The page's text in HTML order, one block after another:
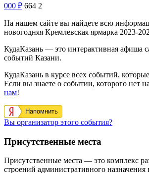
000 ₽ 664 2
На нашем сайте вы найдете всю
новогодняя Кремлевская ярмарка 2023-
КудаКазань — это интерактивная афиша
событий Казани.
КудаКазань в курсе всех событий,
Если вы знаете о событии, которого нет
нам!
Напомнить
Вы организатор этого события?
Присутственные места
Присутственные места — это комплекс
строений административного назначения